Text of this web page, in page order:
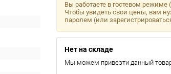
Вы работаете в гостевом
Чтобы увидеть свои цены, вам
паролем (или
Нет на складе
Мы можем привезти данный